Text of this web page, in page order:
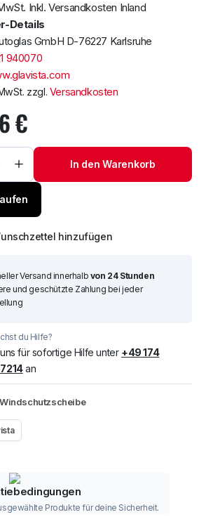
Frontscheibe Volvo FH 12-
Um alle reduzierten
Inkl. Versandkosten Inland
Details
GmbH D-76227 Karlsruhe
940070
zzgl. Versandkosten
€
Toy.
In den Warenkorb
hinzufügen
Versand innerhalbvon 24 Stunden
und geschützte Zahlung bei jeder
du Hilfe?
für sofortige Hilfe unter +49 174
an
Windschutzscheibe
Produkte für deine Sicherheit.